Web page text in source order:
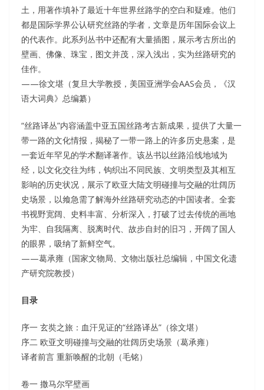
土，用著作填补了最近十年世界丝路学的空白和疑难。他们
都是国际学界公认研究丝路的学者，文章是历年国际会议上
的代表作。此系列丛书中还配有大量插图，展示考古所出的
壁画、佛像、珠宝，图文并茂，深入浅出，实为丝路研究的
佳作。
——徐文堪（复旦大学教授，美国亚洲学会AAS会员，《汉
语大词典》总编纂）
“丝路译丛”内容涵盖中亚五国丝路考古新成果，提供了大量一
带一路的文化情报，揭秘了一带一路上的许多历史悬案，是
一套近年罕见的学术翻译著作。该丛书以丝路沿线地域为
经，以文化交往为纬，钩织出不同民族、文明类型及其相互
影响的历史状况，展示了欧亚大陆文明碰撞与交融的壮阔历
史场景，以飨急需了解海外丝路研究动态的中国读者。全套
书视野宽阔、史料丰富、分析深入，打破了过去传统的画地
为牢、自我隔离、脱离时代、故步自封的旧习，开阔了国人
的眼界，吸纳了新鲜空气。
——葛承雍（国家文物局、文物出版社总编辑，中国文化遗
产研究院教授）
目录
序一 玄奘之旅：血汗见证的“丝路译丛”（徐文堪）
序二 欧亚文明碰撞与交融的壮阔历史场景（葛承雍）
译者前言 重新唤醒的北朝（毛铭）
卷一 撒马尔罕壁画